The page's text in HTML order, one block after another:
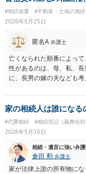
債権の存在を示す証拠資
トで案内されていることが
認してみてください。
#相続放棄 #不動産・土地の相続
2026年5月25日
匿名A 弁護士
亡くなられた順番によっ
性があるのは、母、私、
に、長男の嫁の夫なども
家の相続人は誰になる
#代襲相続 #相続登記（義務化対
2026年5月16日
相続・遺言に強い弁
倉田 勲 弁護士
家が法律上誰の所有物に